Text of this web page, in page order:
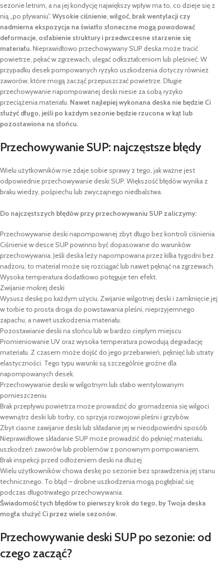
sezonie letnim, a na jej kondycję największy wpływ ma to, co dzieje się z
nią „po pływaniu”. Wysokie ciśnienie, wilgoć, brak wentylacji czy
nadmierna ekspozycja na światło słoneczne mogą powodować
deformacje, osłabienie struktury i przedwczesne starzenie się
materiału.Nieprawidłowo przechowywany SUP deska może tracić
powietrze, pękać w zgrzewach, ulegać odkształceniom lub pleśnieć. W
przypadku desek pompowanych ryzyko uszkodzenia dotyczy również
zaworów, które mogą zacząć przepuszczać powietrze. Długie
przechowywanie napompowanej deski niesie za sobą ryzyko
przeciążenia materiału. Nawet najlepiej wykonana deska nie będzie Ci
służyć długo, jeśli po każdym sezonie będzie rzucona w kąt lub
pozostawiona na słońcu.
Przechowywanie SUP: najczęstsze błędy
Wielu użytkowników nie zdaje sobie sprawy z tego, jak ważne jest
odpowiednie przechowywanie deski SUP. Większość błędów wynika z
braku wiedzy, pośpiechu lub zwyczajnego niedbalstwa.
Do najczęstszych błędów przy przechowywaniu SUP zaliczymy:
Przechowywanie deski napompowanej zbyt długo bez kontroli ciśnienia
Ciśnienie w desce SUP powinno być dopasowane do warunków
przechowywania. Jeśli deska leży napompowana przez kilka tygodni bez
nadzoru, to materiał może się rozciągać lub nawet pęknąć na zgrzewach.
Wysoka temperatura dodatkowo potęguje ten efekt.
Zwijanie mokrej deski
Wysusz deskę po każdym użyciu. Zwijanie wilgotnej deski i zamknięcie jej
w torbie to prosta droga do powstawania pleśni, nieprzyjemnego
zapachu, a nawet uszkodzenia materiału.
Pozostawianie deski na słońcu lub w bardzo ciepłym miejscu
Promieniowanie UV oraz wysoka temperatura powodują degradację
materiału. Z czasem może dojść do jego przebarwień, pęknięć lub utraty
elastyczności. Tego typu warunki są szczególnie groźne dla
napompowanych desek.
Przechowywanie deski w wilgotnym lub słabo wentylowanym
pomieszczeniu
Brak przepływu powietrza może prowadzić do gromadzenia się wilgoci
wewnątrz deski lub torby, co sprzyja rozwojowi pleśni i grzybów.
Zbyt ciasne zawijanie deski lub składanie jej w nieodpowiedni sposób
Nieprawidłowe składanie SUP może prowadzić do pęknięć materiału,
uszkodzeń zaworów lub problemów z ponownym pompowaniem.
Brak inspekcji przed odłożeniem deski na dłużej
Wielu użytkowników chowa deskę po sezonie bez sprawdzenia jej stanu
technicznego. To błąd – drobne uszkodzenia mogą pogłębiać się
podczas długotrwałego przechowywania.
Świadomość tych błędów to pierwszy krok do tego, by Twoja deska
mogła służyć Ci przez wiele sezonów.
Przechowywanie deski SUP po sezonie: od
czego zacząć?